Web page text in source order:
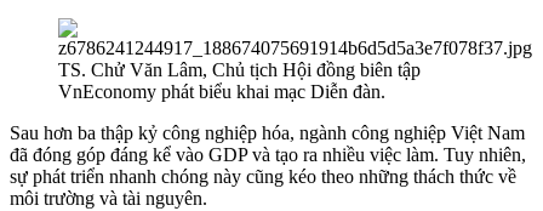
TS. Chử Văn Lâm, Chủ tịch Hội đồng biên tập
VnEconomy phát biểu khai mạc Diễn đàn.
Sau hơn ba thập kỷ công nghiệp hóa, ngành công nghiệp Việt Nam
đã đóng góp đáng kể vào GDP và tạo ra nhiều việc làm. Tuy nhiên,
sự phát triển nhanh chóng này cũng kéo theo những thách thức về
môi trường và tài nguyên.